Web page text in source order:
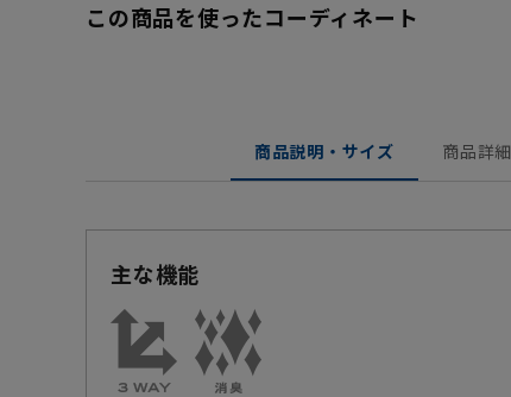
この商品を使ったコーディネート
商品説明・サイズ 商品詳細
主な機能